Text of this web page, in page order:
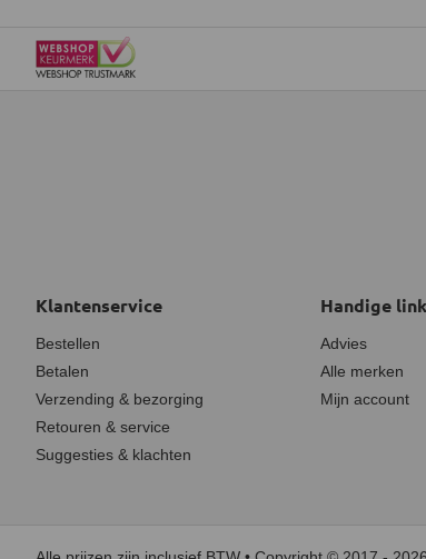
Klantenservice
Bestellen
Betalen
Verzending & bezorging
Retouren & service
Suggesties & klachten
Handige
Advies
Alle merken
Mijn account